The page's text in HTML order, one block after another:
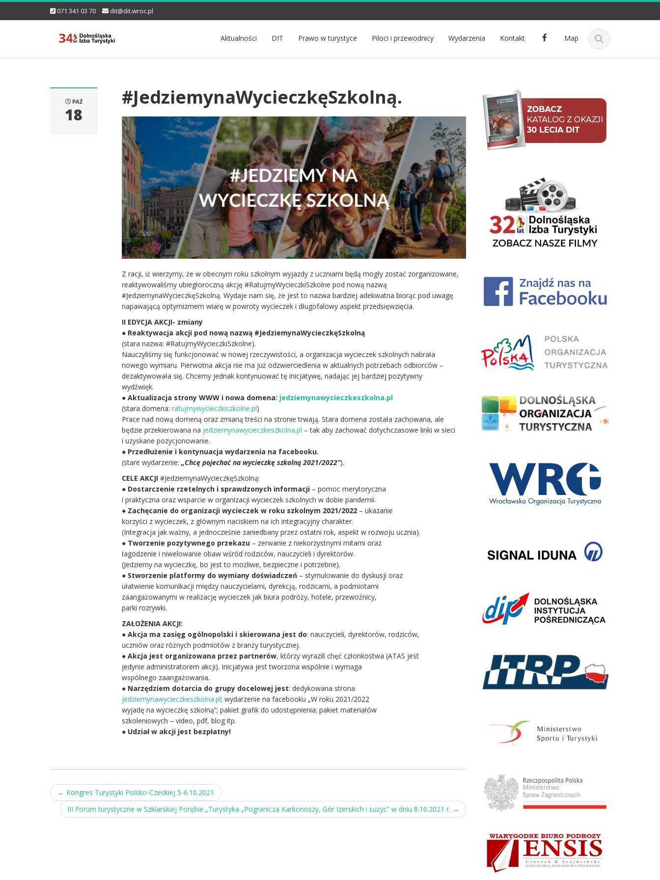
071 341 03 70 dit@dit.wroc.pl
Aktualności DIT Prawo w turystyce Piloci i przewodnicy Wydarzenia Kontakt
k
Map
PAŹ
18
#JedziemynaWycieczkęSzkolną.
Z racji, iż wierzymy, że w obecnym roku szkolnym wyjazdy z uczniami będą mogły zostać zorganizowane,
reaktywowaliśmy ubiegłoroczną akcję #RatujmyWycieczkiSzkolne pod nową nazwą
#JedziemynaWycieczkęSzkolną. Wydaje nam się, że jest to nazwa bardziej adekwatna biorąc pod uwagę
napawającą optymizmem wiarę w powroty wycieczek i długofalowy aspekt przedsięwzięcia.
II EDYCJA AKCJI- zmiany
● Reaktywacja akcji pod nową nazwą #JedziemynaWycieczkęSzkolną
(stara nazwa: #RatujmyWycieczkiSzkolne).
Nauczyliśmy się funkcjonować w nowej rzeczywistości, a organizacja wycieczek szkolnych nabrała
nowego wymiaru. Pierwotna akcja nie ma już odzwierciedlenia w aktualnych potrzebach odbiorców –
dezaktywowała się. Chcemy jednak kontynuować tę inicjatywę, nadając jej bardziej pozytywny
wydźwięk.
●Aktualizacja strony WWW i nowa domena: jedziemynawycieczkeszkolna.pl
(stara domena:ratujmywycieczkiszkolne.pl)
Prace nad nową domeną oraz zmianą treści na stronie trwają. Stara domena została zachowana, ale
będzie przekierowana na jedziemynawycieczkeszkolna.pl – tak aby zachować dotychczasowe linki w sieci
i uzyskane pozycjonowanie.
● Przedłużenie i kontynuacja wydarzenia na facebooku.
(stare wydarzenie:„Chcę pojechać na wycieczkę szkolną 2021/2022”).
CELE AKCJI#JedziemynaWycieczkęSzkolną:
● Dostarczenie rzetelnych i sprawdzonych informacji – pomoc merytoryczna
i praktyczna oraz wsparcie w organizacji wycieczek szkolnych w dobie pandemii.
● Zachęcanie do organizacji wycieczek w roku szkolnym 2021/2022 – ukazanie
korzyści z wycieczek, z głównym naciskiem na ich integracyjny charakter.
(Integracja jak ważny, a jednocześnie zaniedbany przez ostatni rok, aspekt w rozwoju ucznia).
● Tworzenie pozytywnego przekazu – zerwanie z niekorzystnymi mitami oraz
łagodzenie i niwelowanie obaw wśród rodziców, nauczycieli i dyrektorów.
(Jedziemy na wycieczkę, bo jest to możliwe, bezpieczne i potrzebne).
● Stworzenie platformy do wymiany doświadczeń – stymulowanie do dyskusji oraz
ułatwienie komunikacji między nauczycielami, dyrekcją, rodzicami, a podmiotami
zaangażowanymi w realizację wycieczek jak biura podróży, hotele, przewoźnicy,
parki rozrywki.
ZAŁOŻENIA AKCJI:
●Akcja ma zasięg ogólnopolski i skierowana jest do: nauczycieli, dyrektorów, rodziców,
uczniów oraz różnych podmiotów z branży turystycznej.
●Akcja jest organizowana przez partnerów, którzy wyrazili chęć członkostwa (ATAS jest
jedynie administratorem akcji). Inicjatywa jest tworzona wspólnie i wymaga
wspólnego zaangażowania.
● Narzędziem dotarcia do grupy docelowej jest: dedykowana strona
jedziemynawycieczkeszkolna.pl; wydarzenie na facebooku „W roku 2021/2022
wyjadę na wycieczkę szkolną”; pakiet grafik do udostępnienia; pakiet materiałów
szkoleniowych – video, pdf, blog itp.
● Udział w akcji jest bezpłatny!
Post
navigation
← Kongres Turystyki Polsko-Czeskiej 5-6.10.2021
III Forum turystyczne w Szklarskiej Porębie „Turystyka „Pogranicza Karkonoszy, Gór Izerskich i Łużyc” w dniu 8.10.2021 r. →